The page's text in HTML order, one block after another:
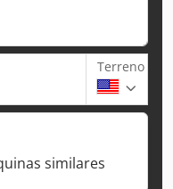
Terreno
similares